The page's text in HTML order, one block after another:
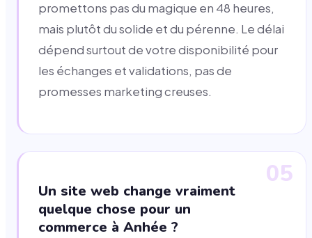
promettons pas du magique en 48 heures,
mais plutôt du solide et du pérenne. Le délai
dépend surtout de votre disponibilité pour
les échanges et validations, pas de
promesses marketing creuses.
05
Un site web change vraiment
quelque chose pour un
commerce à Anhée ?